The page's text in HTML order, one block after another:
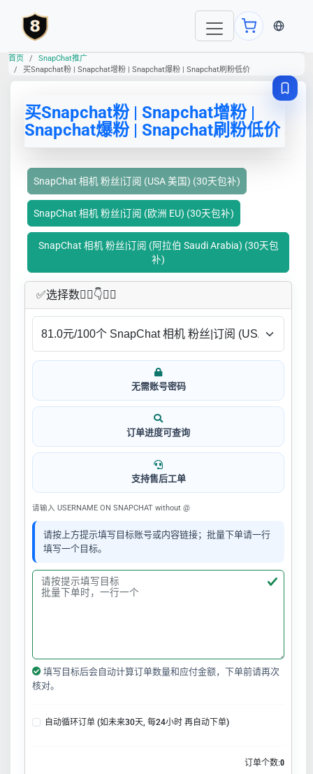
当前语
首页
SnapChat推广
买Snapchat粉 | Snapchat增粉 | Snapchat爆粉 | Snapchat刷粉低价
买Snapchat粉 | Snapchat增粉 |
Snapchat爆粉 | Snapchat刷粉低价
SnapChat 相机 粉丝|订阅 (USA 美国) (30天包补)
SnapChat 相机 粉丝|订阅 (欧洲 EU) (30天包补)
SnapChat 相机 粉丝|订阅 (阿拉伯 Saudi Arabia) (30天包
补)
✅​选择数👇🏻​​👇👇🏻​​
无需账号密码
订单进度可查询
支持售后工单
请输入 USERNAME ON SNAPCHAT without @
请按上方提示填写目标账号或内容链接；批量下单请一行
填写一个目标。
填写目标后会自动计算订单数量和应付金额，下单前请再次
核对。
自动循环订单 (如未来30天, 每24小时 再自动下单)
订单个数:0